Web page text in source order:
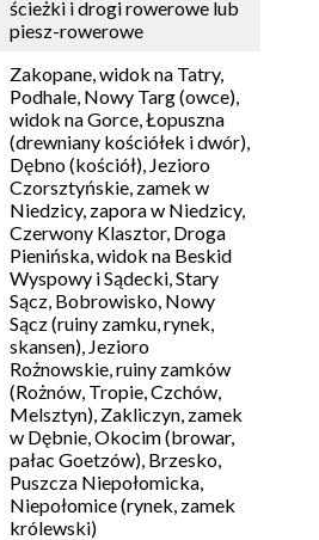
ścieżki i drogi rowerowe lub
piesz-rowerowe
Zakopane, widok na Tatry,
Podhale, Nowy Targ (owce),
widok na Gorce, Łopuszna
(drewniany kościółek i dwór),
Dębno (kościół), Jezioro
Czorsztyńskie, zamek w
Niedzicy, zapora w Niedzicy,
Czerwony Klasztor, Droga
Pienińska, widok na Beskid
Wyspowy i Sądecki, Stary
Sącz, Bobrowisko, Nowy
Sącz (ruiny zamku, rynek,
skansen), Jezioro
Rożnowskie, ruiny zamków
(Rożnów, Tropie, Czchów,
Melsztyn), Zakliczyn, zamek
w Dębnie, Okocim (browar,
pałac Goetzów), Brzesko,
Puszcza Niepołomicka,
Niepołomice (rynek, zamek
królewski)